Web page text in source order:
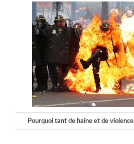
Pourquoi tant de haine et de